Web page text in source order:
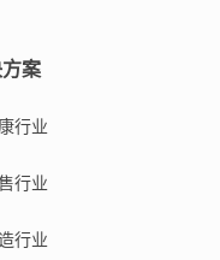
案
行业
行业
行业